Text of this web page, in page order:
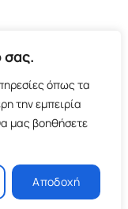
σας.
όπως τα
την εμπειρία
μας βοηθήσετε
Αποδοχή
Λιβάνη| All rights
- F: 2103617791
byClickProject.gr